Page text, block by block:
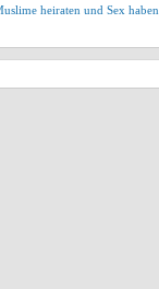
heiraten und Sex haben